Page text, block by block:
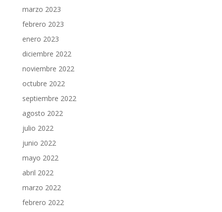
marzo 2023
febrero 2023
enero 2023
diciembre 2022
noviembre 2022
octubre 2022
septiembre 2022
agosto 2022
julio 2022
junio 2022
mayo 2022
abril 2022
marzo 2022
febrero 2022